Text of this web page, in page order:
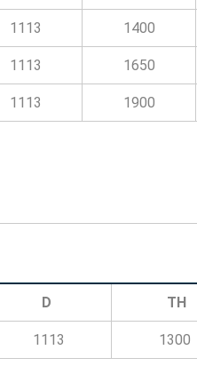
1113 1400
1113 1650
1113 1900
D TH
1113 1300